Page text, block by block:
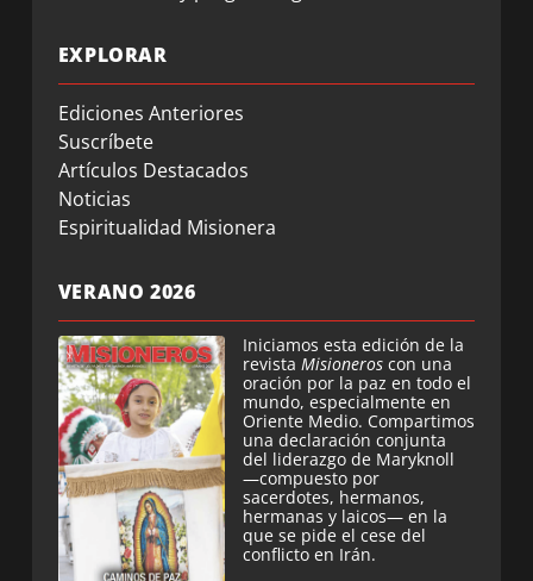
EXPLORAR
Ediciones Anteriores
Suscríbete
Artículos Destacados
Noticias
Espiritualidad Misionera
VERANO 2026
Iniciamos esta edición de la
revista Misioneros con una
oración por la paz en todo el
mundo, especialmente en
Oriente Medio. Compartimos
una declaración conjunta
del liderazgo de Maryknoll
—compuesto por
sacerdotes, hermanos,
hermanas y laicos— en la
que se pide el cese del
conflicto en Irán.